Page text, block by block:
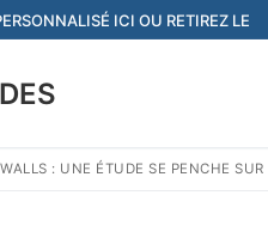
ICI OU RETIREZ LE
: UNE ÉTUDE SE PENCHE